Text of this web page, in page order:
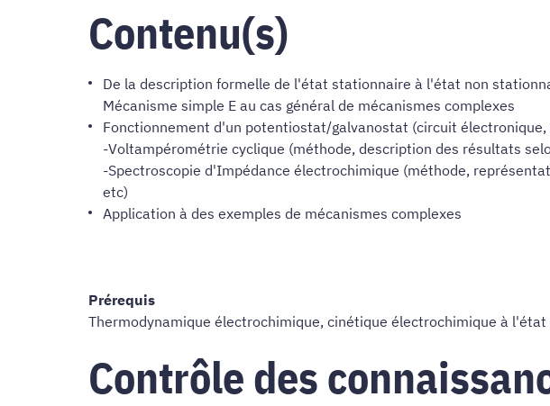
Contenu(s)
De la description formelle de l'état stationnaire à l'état non
Mécanisme simple E au cas général de mécanismes complexes
Fonctionnement d'un potentiostat/galvanostat (circuit
-Voltampérométrie cyclique (méthode, description des résultats
-Spectroscopie d'Impédance électrochimique (méthode,
etc)
Application à des exemples de mécanismes complexes
Prérequis
Thermodynamique électrochimique, cinétique électrochimique à
Contrôle des